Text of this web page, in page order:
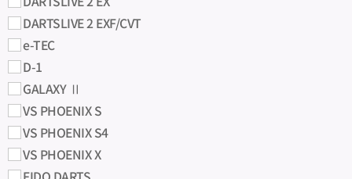
DARTSLIVE 2 EXF/CVT
e-TEC
D-1
GALAXY Ⅱ
VS PHOENIX S
VS PHOENIX S4
VS PHOENIX X